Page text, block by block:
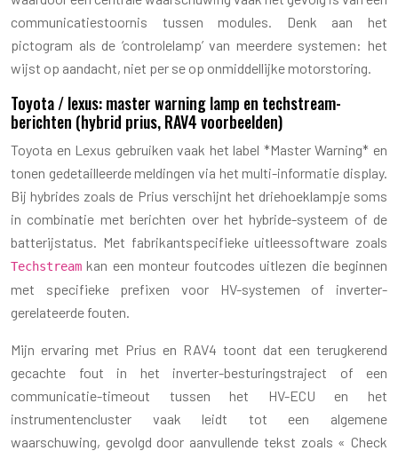
communicatiestoornis tussen modules. Denk aan het
pictogram als de ‘controlelamp’ van meerdere systemen: het
wijst op aandacht, niet per se op onmiddellijke motorstoring.
Toyota / lexus: master warning lamp en techstream-
berichten (hybrid prius, RAV4 voorbeelden)
Toyota en Lexus gebruiken vaak het label *Master Warning* en
tonen gedetailleerde meldingen via het multi-informatie display.
Bij hybrides zoals de Prius verschijnt het driehoeklampje soms
in combinatie met berichten over het hybride-systeem of de
batterijstatus. Met fabrikantspecifieke uitleessoftware zoals
Techstream kan een monteur foutcodes uitlezen die beginnen
met specifieke prefixen voor HV-systemen of inverter-
gerelateerde fouten.
Mijn ervaring met Prius en RAV4 toont dat een terugkerend
gecachte fout in het inverter-besturingstraject of een
communicatie-timeout tussen het HV-ECU en het
instrumentencluster vaak leidt tot een algemene
waarschuwing, gevolgd door aanvullende tekst zoals « Check